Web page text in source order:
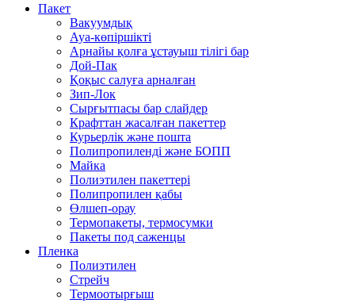
Пакет
Вакуумдық
Ауа-көпіршікті
Арнайы қолға ұстауыш тілігі бар
Дой-Пак
Қоқыс салуға арналған
Зип-Лок
Сырғытпасы бар слайдер
Крафттан жасалған пакеттер
Курьерлік және пошта
Полипропиленді және БОПП
Майка
Полиэтилен пакеттері
Полипропилен қабы
Өлшеп-орау
Термопакеты, термосумки
Пакеты под саженцы
Пленка
Полиэтилен
Стрейч
Термоотырғыш